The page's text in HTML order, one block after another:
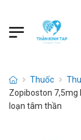
Thuốc
Zopiboston 7,5mg
loạn tâm thần